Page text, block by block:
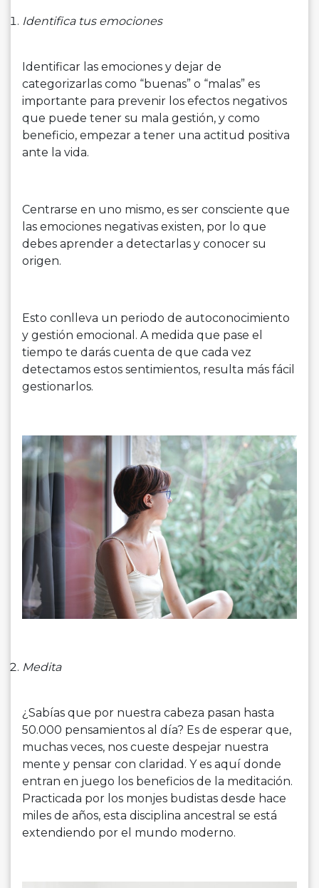
Identifica tus emociones
Identificar las emociones y dejar de
categorizarlas como “buenas” o “malas” es
importante para prevenir los efectos negativos
que puede tener su mala gestión, y como
beneficio, empezar a tener una actitud positiva
ante la vida.
Centrarse en uno mismo, es ser consciente que
las emociones negativas existen, por lo que
debes aprender a detectarlas y conocer su
origen.
Esto conlleva un periodo de autoconocimiento
y gestión emocional. A medida que pase el
tiempo te darás cuenta de que cada vez
detectamos estos sentimientos, resulta más fácil
gestionarlos.
Medita
¿Sabías que por nuestra cabeza pasan hasta
50.000 pensamientos al día? Es de esperar que,
muchas veces, nos cueste despejar nuestra
mente y pensar con claridad. Y es aquí donde
entran en juego los beneficios de la meditación.
Practicada por los monjes budistas desde hace
miles de años, esta disciplina ancestral se está
extendiendo por el mundo moderno.